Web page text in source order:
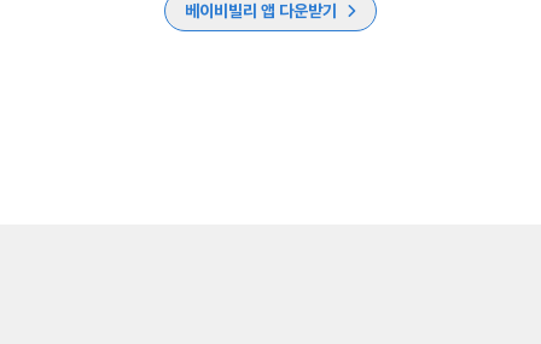
베이비빌리 앱 다운받기